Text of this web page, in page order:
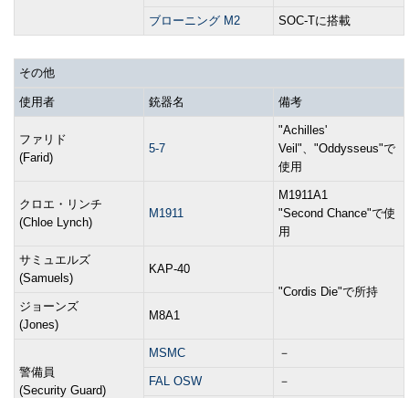
ブローニング M2 SOC-Tに搭載
その他
使用者 銃器名 備考
ファリド
(Farid)
5-7
"Achilles'
Veil"、"Oddysseus"で
使用
クロエ・リンチ
(Chloe Lynch)
M1911
M1911A1
"Second Chance"で使
用
サミュエルズ
(Samuels)
KAP-40
"Cordis Die"で所持
ジョーンズ
(Jones)
M8A1
警備員
(Security Guard)
MSMC －
FAL OSW －